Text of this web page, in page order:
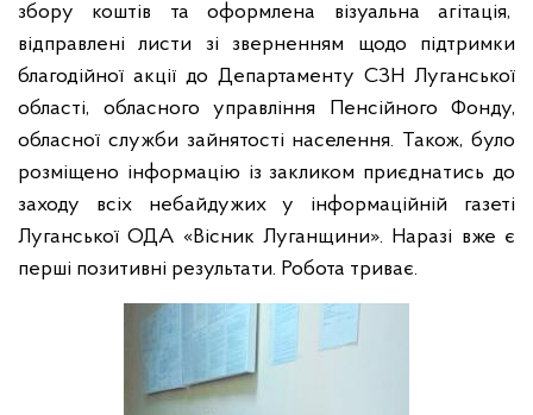
збору коштів та оформлена візуальна агітація,
відправлені листи зі зверненням щодо підтримки
благодійної акції до Департаменту СЗН Луганської
області, обласного управління Пенсійного Фонду,
обласної служби зайнятості населення. Також, було
розміщено інформацію із закликом приєднатись до
заходу всіх небайдужих у інформаційній газеті
Луганської ОДА «Вісник Луганщини». Наразі вже є
перші позитивні результати. Робота триває.